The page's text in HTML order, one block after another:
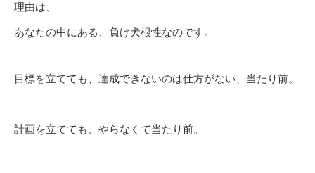
理由は、
あなたの中にある、負け犬根性なのです。
目標を立てても、達成できないのは仕方がない、当たり前。
計画を立てても、やらなくて当たり前。